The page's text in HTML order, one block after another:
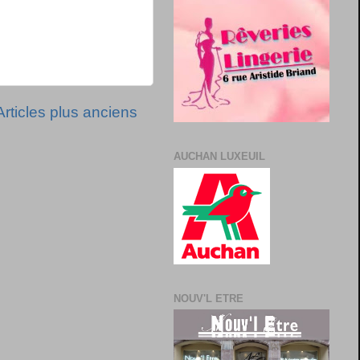
plus anciens
AUCHAN LUXEUIL
NOUV'L ETRE